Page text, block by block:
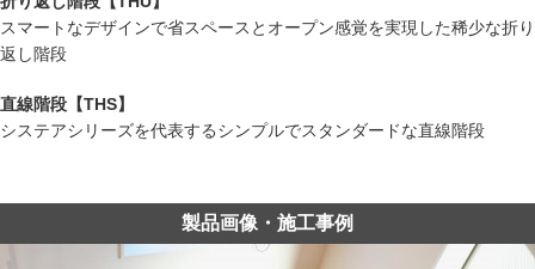
スマートなデザインで省スペースとオープン感覚を実現した稀少な折り
返し階段
直線階段【THS】
システアシリーズを代表するシンプルでスタンダードな直線階段
製品画像・施工事例